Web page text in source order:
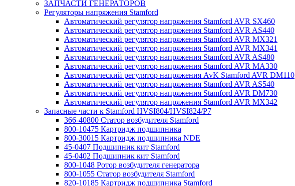
ЗАПЧАСТИ ГЕНЕРАТОРОВ
Регуляторы напряжения Stamford
Автоматический регулятор напряжения Stamford AVR SX460
Автоматический регулятор напряжения Stamford AVR AS440
Автоматический регулятор напряжения Stamford AVR MX321
Автоматический регулятор напряжения Stamford AVR MX341
Автоматический регулятор напряжения Stamford AVR AS480
Автоматический регулятор напряжения Stamford AVR MA330
Автоматический регулятор напряжения AvK Stamford AVR DM110
Автоматический регулятор напряжения Stamford AVR AS540
Автоматический регулятор напряжения Stamford AVR DM730
Автоматический регулятор напряжения Stamford AVR MX342
Запасные части к Stamford HVSI804/HVSI824/P7
366-40800 Статор возбудителя Stamford
800-10475 Картридж подшипника
800-30015 Картридж подшипника NDE
45-0407 Подшипник кит Stamford
45-0402 Подшипник кит Stamford
800-1048 Ротор возбудителя генератора
800-1055 Статор возбудителя Stamford
820-10185 Картридж подшипника Stamford